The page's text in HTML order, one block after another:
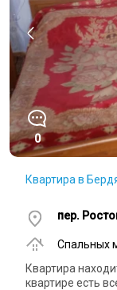
0
Квартира в
пер.
Спальных
Квартира
квартире есть